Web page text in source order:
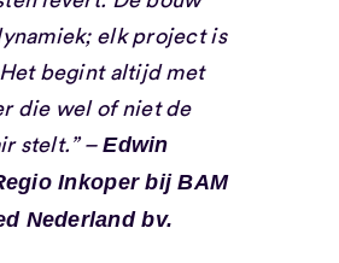
elk project is
begint altijd met
die wel of niet de
stelt.” –Edwin
Inkoper bij BAM
Nederland bv.